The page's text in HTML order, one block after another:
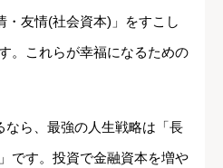
・友情(社会資本)」をすこし
。これらが幸福になるための
なら、最強の人生戦略は「長
です。投資で金融資本を増や